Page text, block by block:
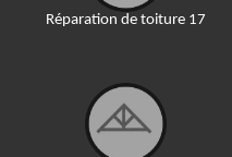
Réparation de toiture 17